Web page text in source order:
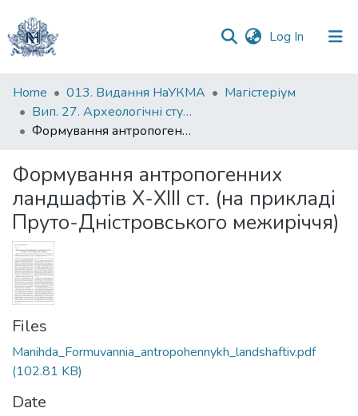
Log In (current)
Communities
&
Collections
Statistics
Home 013. Видання НаУКМА
Магістеріум
Вип. 27. Археологічні студії
Формування антропогенних ландшафтів Х-ХІІІ ст. (на прикладі Пруто-Дністровського межиріччя)
Формування антропогенних
ландшафтів Х-ХІІІ ст. (на прикладі
Пруто-Дністровського межиріччя)
Files
Manihda_Formuvannia_antropohennykh_landshaftiv.pdf
(102.81 KB)
Date